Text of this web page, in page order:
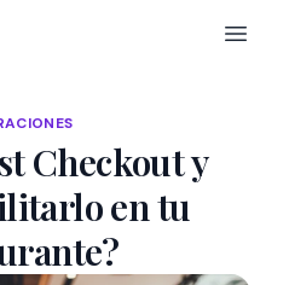
Open
Checkout y
en tu